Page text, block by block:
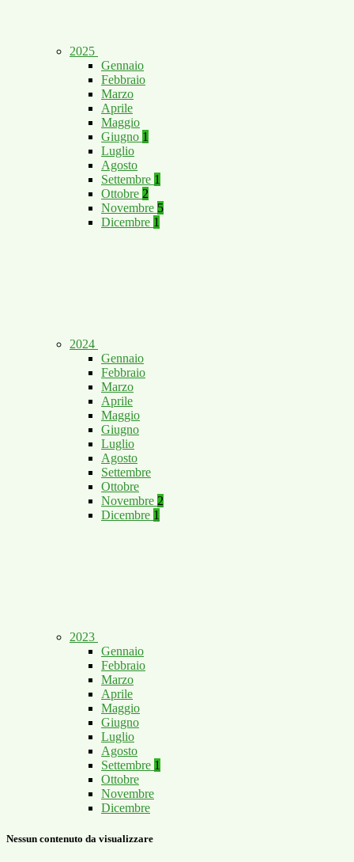
2025
Gennaio
Febbraio
Marzo
Aprile
Maggio
Giugno 1
Luglio
Agosto
Settembre 1
Ottobre 2
Novembre 5
Dicembre 1
2024
Gennaio
Febbraio
Marzo
Aprile
Maggio
Giugno
Luglio
Agosto
Settembre
Ottobre
Novembre 2
Dicembre 1
2023
Gennaio
Febbraio
Marzo
Aprile
Maggio
Giugno
Luglio
Agosto
Settembre 1
Ottobre
Novembre
Dicembre
Nessun contenuto da visualizzare